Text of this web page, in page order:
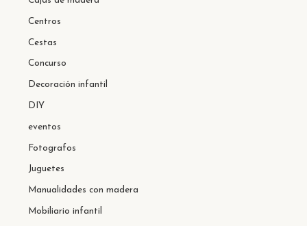
Centros
Cestas
Concurso
Decoración infantil
DIY
eventos
Fotografos
Juguetes
Manualidades con madera
Mobiliario infantil